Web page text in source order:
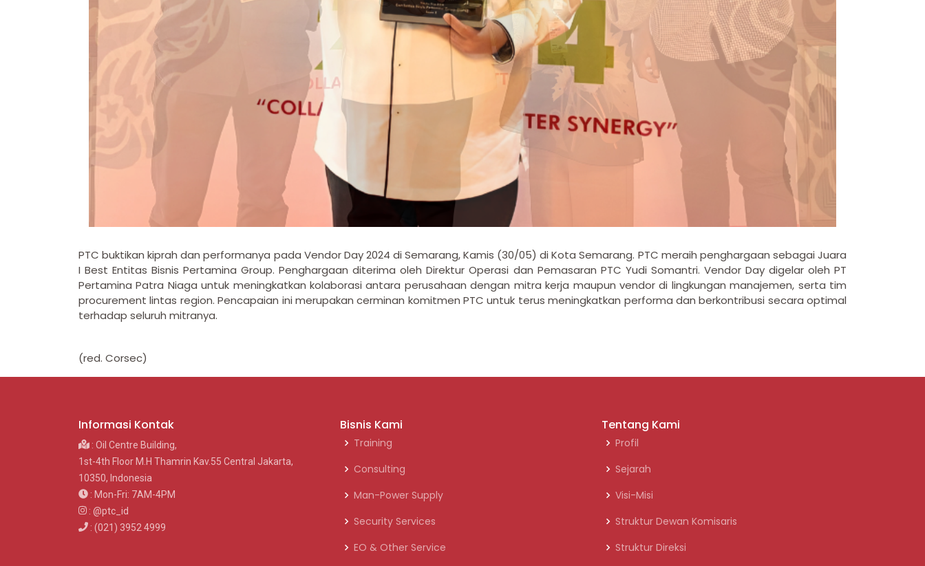
PTC buktikan kiprah dan performanya pada Vendor Day 2024 di Semarang, Kamis (30/05) di Kota Semarang. PTC meraih penghargaan sebagai Juara
I Best Entitas Bisnis Pertamina Group. Penghargaan diterima oleh Direktur Operasi dan Pemasaran PTC Yudi Somantri. Vendor Day digelar oleh PT
Pertamina Patra Niaga untuk meningkatkan kolaborasi antara perusahaan dengan mitra kerja maupun vendor di lingkungan manajemen, serta tim
procurement lintas region. Pencapaian ini merupakan cerminan komitmen PTC untuk terus meningkatkan performa dan berkontribusi secara optimal
terhadap seluruh mitranya.
(red. Corsec)
Informasi Kontak
: Oil Centre Building,
1st-4th Floor M.H Thamrin Kav.55 Central Jakarta,
10350, Indonesia
: Mon-Fri: 7AM-4PM
: @ptc_id
: (021) 3952 4999
Bisnis Kami
Training
Consulting
Man-Power Supply
Security Services
EO & Other Service
Tentang Kami
Profil
Sejarah
Visi-Misi
Struktur Dewan Komisaris
Struktur Direksi